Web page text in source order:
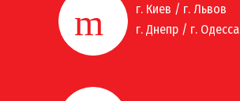
г. Киев / г. Львов
г. Днепр / г. Одесса